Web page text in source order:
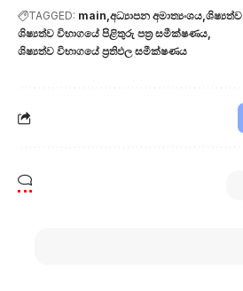
TAGGED: main අධ්‍යාපන අමාත්‍යංශය
ශිෂ්‍යත්ව විභාගයේ පිළිතුරු පත්‍ර සමීක්ෂණය
ශිෂ්‍යත්ව විභාගයේ ප්‍රතිඵල සමීක්ෂණය